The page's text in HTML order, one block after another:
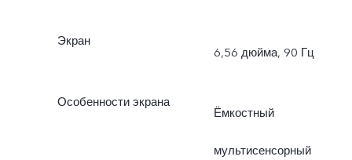
Экран
6,56 дюйма, 90 Гц
Особенности экрана
Ёмкостный
мультисенсорный